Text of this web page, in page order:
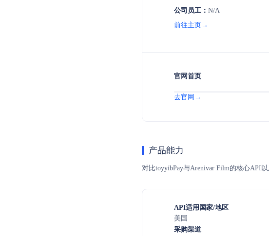
公司员工： N/A
前往主页→
官网首页
去官网→
产品能力
对比toyyibPay与Arenivar Film的核心API
API适用国家/地区
美国
采购渠道